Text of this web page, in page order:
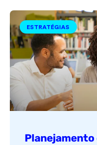
ESTRATÉGIAS